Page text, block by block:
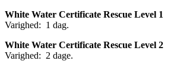
White Water Certificate Rescue Level 1
Varighed: 1 dag.
White Water Certificate Rescue Level 2
Varighed: 2 dage.